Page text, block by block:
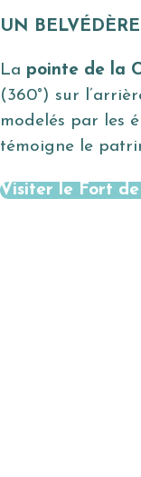
UN
La pointe de la
(360°) sur
modelés par les
témoigne le
Visiter le Fort